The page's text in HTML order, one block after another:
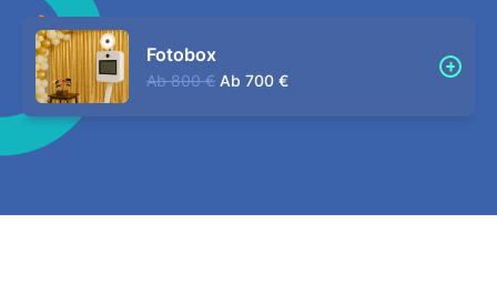
Fotobox
Ab 800 € Ab 700 €